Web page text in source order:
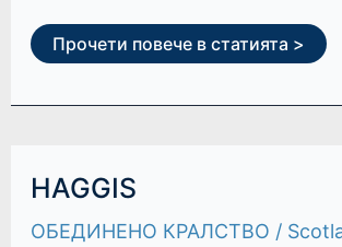
Прочети повече в статията >
HAGGIS
ОБЕДИНЕНО КРАЛСТВО /
HAGGIS